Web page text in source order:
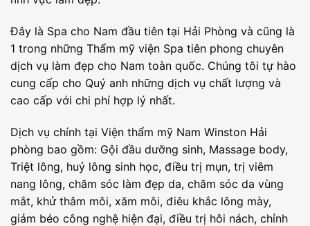
Đây là Spa cho Nam đầu tiên tại Hải Phòng và cũng là
1 trong những Thẩm mỹ viện Spa tiên phong chuyên
dịch vụ làm đẹp cho Nam toàn quốc. Chúng tôi tự hào
cung cấp cho Quý anh những dịch vụ chất lượng và
cao cấp với chi phí hợp lý nhất.
Dịch vụ chính tại Viện thẩm mỹ Nam Winston Hải
phòng bao gồm: Gội đầu dưỡng sinh, Massage body,
Triệt lông, huỷ lông sinh học, điều trị mụn, trị viêm
nang lông, chăm sóc làm đẹp da, chăm sóc da vùng
mắt, khử thâm môi, xăm môi, điêu khắc lông mày,
giảm béo công nghệ hiện đại, điều trị hôi nách, chỉnh